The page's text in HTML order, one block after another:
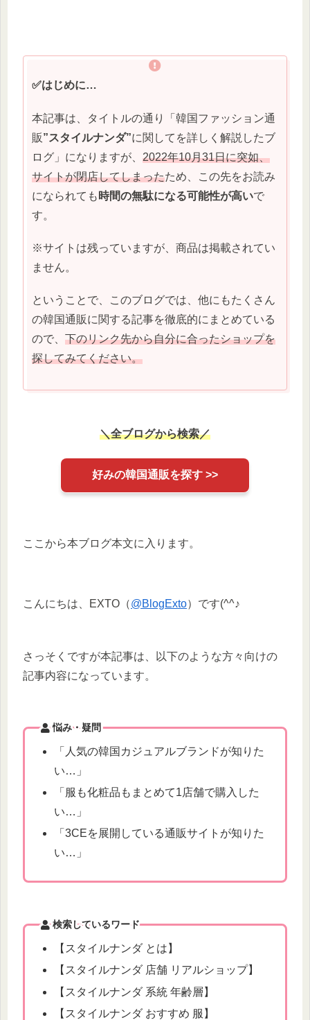
✅はじめに…
本記事は、タイトルの通り「韓国ファッション通
販”スタイルナンダ”に関してを詳しく解説したブ
ログ」になりますが、 2022年10月31日に突如、
サイトが閉店してしまったため、この先をお読み
になられても 時間の無駄になる可能性が高いで
す。
※サイトは残っていますが、商品は掲載されてい
ません。
ということで、このブログでは、他にもたくさん
の韓国通販に関する記事を徹底的にまとめている
ので、 下のリンク先から自分に合ったショップを
探してみてください。
＼全ブログから検索／
好みの韓国通販を探す >>
ここから本ブログ本文に入ります。
こんにちは、EXTO（@BlogExto）です(^^♪
さっそくですが本記事は、以下のような方々向けの
記事内容になっています。
悩み・疑問
「人気の韓国カジュアルブランドが知りた
い…」
「服も化粧品もまとめて1店舗で購入した
い…」
「3CEを展開している通販サイトが知りた
い…」
検索しているワード
【スタイルナンダ とは】
【スタイルナンダ 店舗 リアルショップ】
【スタイルナンダ 系統 年齢層】
【スタイルナンダ おすすめ 服】